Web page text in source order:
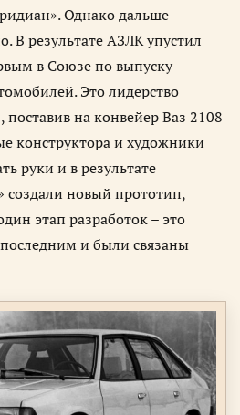
Однако дальше
В результате АЗЛК упустил
в Союзе по выпуску
Это лидерство
на конвейер Ваз 2108
конструктора и художники
руки и в результате
создали новый прототип,
этап разработок – это
и были связаны